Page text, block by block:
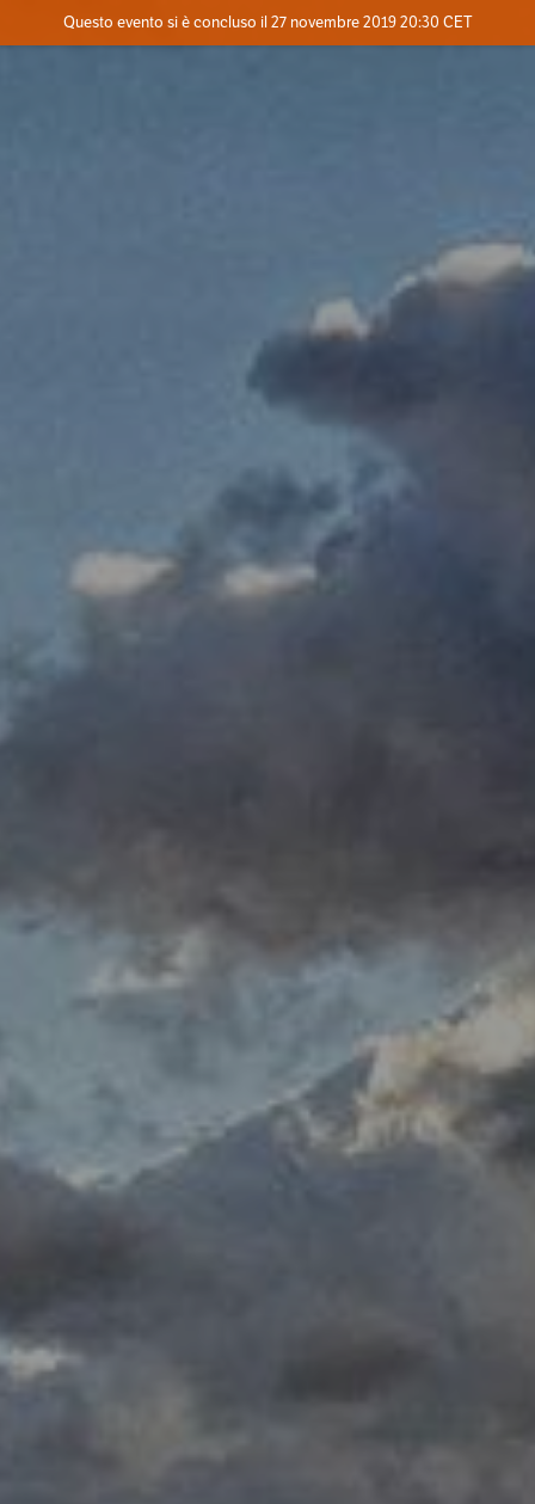
Dove
Questo evento si è concluso il 27 novembre 2019 20:30 CET